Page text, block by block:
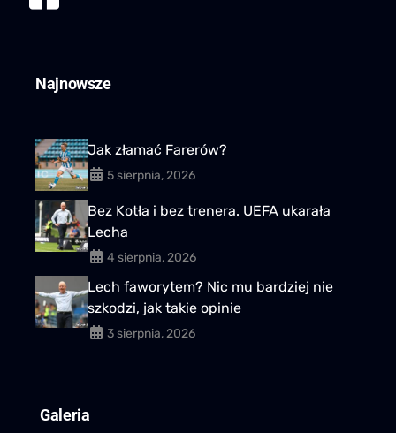
Najnowsze
Jak złamać Farerów?
5 sierpnia, 2026
Bez Kotła i bez trenera. UEFA ukarała
Lecha
4 sierpnia, 2026
Lech faworytem? Nic mu bardziej nie
szkodzi, jak takie opinie
3 sierpnia, 2026
Galeria